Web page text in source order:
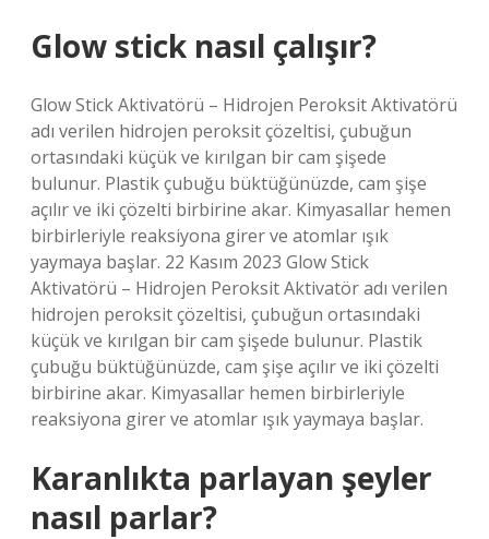
Glow stick nasıl çalışır?
Glow Stick Aktivatörü – Hidrojen Peroksit Aktivatörü
adı verilen hidrojen peroksit çözeltisi, çubuğun
ortasındaki küçük ve kırılgan bir cam şişede
bulunur. Plastik çubuğu büktüğünüzde, cam şişe
açılır ve iki çözelti birbirine akar. Kimyasallar hemen
birbirleriyle reaksiyona girer ve atomlar ışık
yaymaya başlar. 22 Kasım 2023 Glow Stick
Aktivatörü – Hidrojen Peroksit Aktivatör adı verilen
hidrojen peroksit çözeltisi, çubuğun ortasındaki
küçük ve kırılgan bir cam şişede bulunur. Plastik
çubuğu büktüğünüzde, cam şişe açılır ve iki çözelti
birbirine akar. Kimyasallar hemen birbirleriyle
reaksiyona girer ve atomlar ışık yaymaya başlar.
Karanlıkta parlayan şeyler
nasıl parlar?